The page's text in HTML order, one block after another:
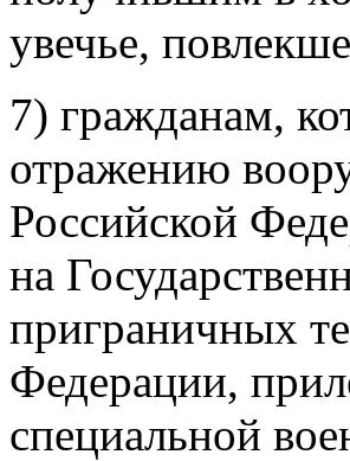
увечье,
7) гражданам,
отражению
Российской
на
приграничных
Федерации,
специальной